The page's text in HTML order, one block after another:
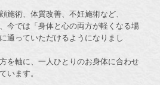
施術、体質改善、不妊施術など、
今では「身体と心の両方が軽くなる場
通っていただけるようになりまし
を軸に、一人ひとりのお身体に合わせ
います。